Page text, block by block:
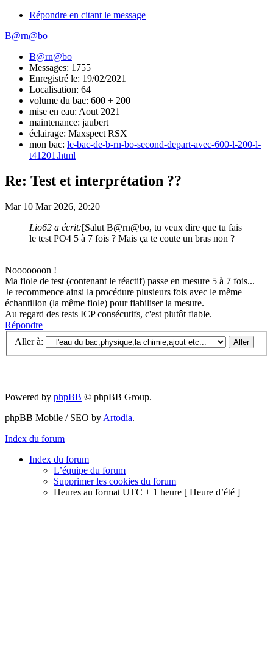
Répondre en citant le message
B@rn@bo
B@rn@bo
Messages: 1755
Enregistré le: 19/02/2021
Localisation: 64
volume du bac: 600 + 200
mise en eau: Aout 2021
maintenance: jaubert
éclairage: Maxspect RSX
mon bac: le-bac-de-b-rn-bo-second-depart-avec-600-l-200-l-
t41201.html
Re: Test et interprétation ??
Mar 10 Mar 2026, 20:20
Lio62 a écrit:[Salut B@rn@bo, tu veux dire que tu fais
le test PO4 5 à 7 fois ? Mais ça te coute un bras non ?
Nooooooon !
Ma fiole de test (contenant le réactif) passe en mesure 5 à 7 fois...
Je recommence ainsi la procédure plusieurs fois avec le même
échantillon (la même fiole) pour fiabiliser la mesure.
Au regard des tests ICP consécutifs, c'est plutôt fiable.
Répondre
Aller à:
Powered by phpBB © phpBB Group.
phpBB Mobile / SEO by Artodia.
Index du forum
Index du forum
L’équipe du forum
Supprimer les cookies du forum
Heures au format UTC + 1 heure [ Heure d’été ]